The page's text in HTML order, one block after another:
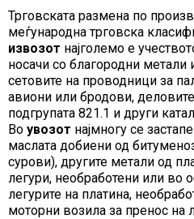
Трговската размена по
меѓународна трговска
извозот најголемо е
носачи со благородни метали
сетовите на проводници за
авиони или бродови,
подгрупата 821.1 и други
Во увозот најмногу се
маслата добиени од
сурови), другите метали од
легури, необработени или во
легурите на платина,
моторни возила за пренос на